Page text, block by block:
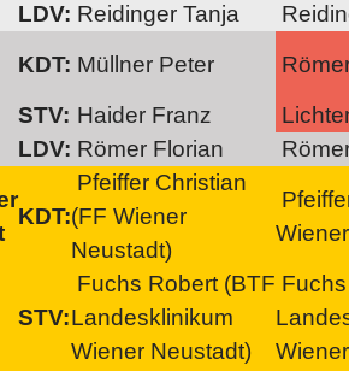
LDV: Reidinger Tanja
KDT: Müllner Peter
STV: Haider Franz
LDV: Römer Florian
KDT:
Pfeiffer Christian
(FF Wiener
Neustadt)
STV:
Fuchs Robert (BTF
Landesklinikum
Wiener Neustadt)